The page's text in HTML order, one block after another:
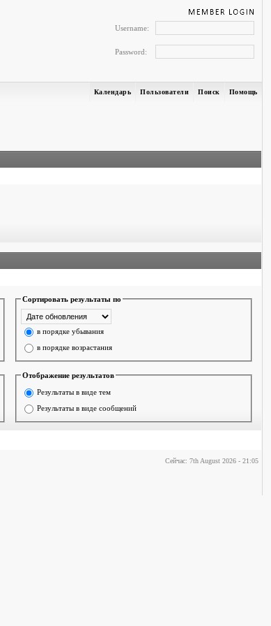
Username:
Password:
Помощь
Поиск
Пользователи
Календарь
Сортировать результаты по
в порядке убывания
в порядке возрастания
Отображение результатов
Результаты в виде тем
Результаты в виде сообщений
Сейчас: 7th August 2026 - 21:05